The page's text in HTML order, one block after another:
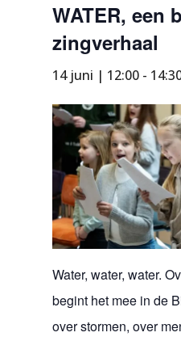
WATER, een
zingverhaal
14 juni | 12:00-
Water, water, water.
begint het mee in de
over stormen, over